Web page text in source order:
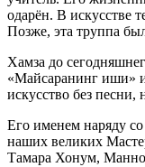
одарён. В искусстве
Позже, эта труппа
Хамза до
«Майсаранинг иши» и
искусство без
Его именем наряду
наших великих
Тамара Хонум,